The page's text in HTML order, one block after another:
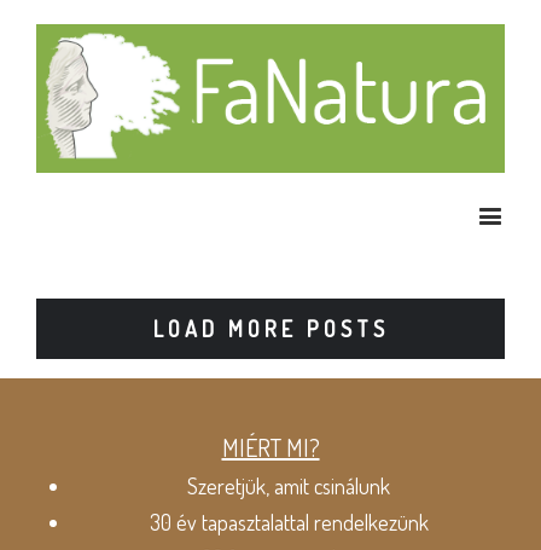
LOAD MORE POSTS
MIÉRT MI?
Szeretjük, amit csinálunk
30 év tapasztalattal rendelkezünk